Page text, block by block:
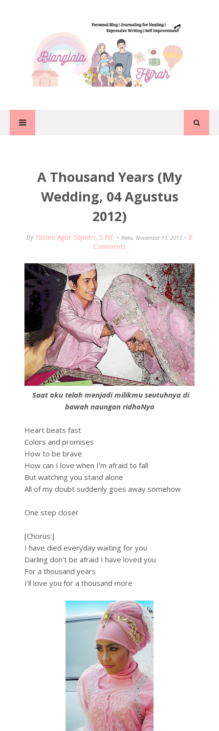
A Thousand Years (My
Wedding, 04 Agustus
2012)
by Yusnia Agus Saputri, S.Pd. Rabu, November 13, 2013
6
Comments
Saat aku telah menjadi milikmu seutuhnya di
bawah naungan ridhoNya
Heart beats fast
Colors and promises
How to be brave
How can I love when I'm afraid to fall
But watching you stand alone
All of my doubt suddenly goes away somehow
One step closer
[Chorus:]
I have died everyday waiting for you
Darling don't be afraid I have loved you
For a thousand years
I'll love you for a thousand more